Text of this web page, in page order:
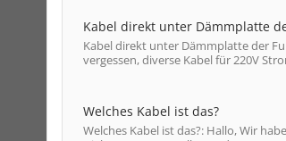
Kabel direkt unter Dämmplatte
Kabel direkt unter Dämmplatte der
vergessen, diverse Kabel für 220V
Welches Kabel ist das?
Welches Kabel ist das?: Hallo, Wir